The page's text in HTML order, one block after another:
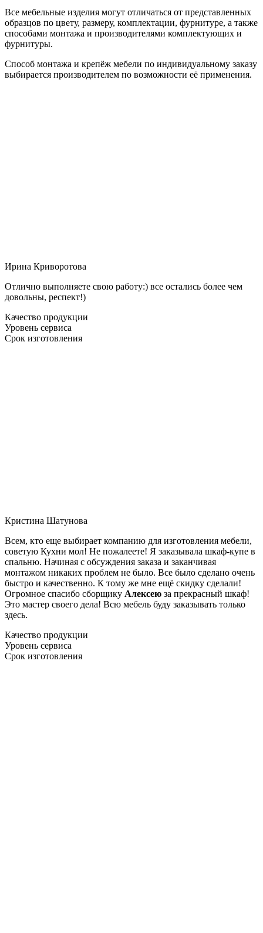
Все мебельные изделия могут отличаться от представленных
образцов по цвету, размеру, комплектации, фурнитуре, а также
способами монтажа и производителями комплектующих и
фурнитуры.
Способ монтажа и крепёж мебели по индивидуальному заказу
выбирается производителем по возможности её применения.
Ирина Криворотова
Отлично выполняете свою работу:) все остались более чем
довольны, респект!)
Качество продукции
Уровень сервиса
Срок изготовления
Кристина Шатунова
Всем, кто еще выбирает компанию для изготовления мебели,
советую Кухни мол! Не пожалеете! Я заказывала шкаф-купе в
спальню. Начиная с обсуждения заказа и заканчивая
монтажом никаких проблем не было. Все было сделано очень
быстро и качественно. К тому же мне ещё скидку сделали!
Огромное спасибо сборщику Алексею за прекрасный шкаф!
Это мастер своего дела! Всю мебель буду заказывать только
здесь.
Качество продукции
Уровень сервиса
Срок изготовления